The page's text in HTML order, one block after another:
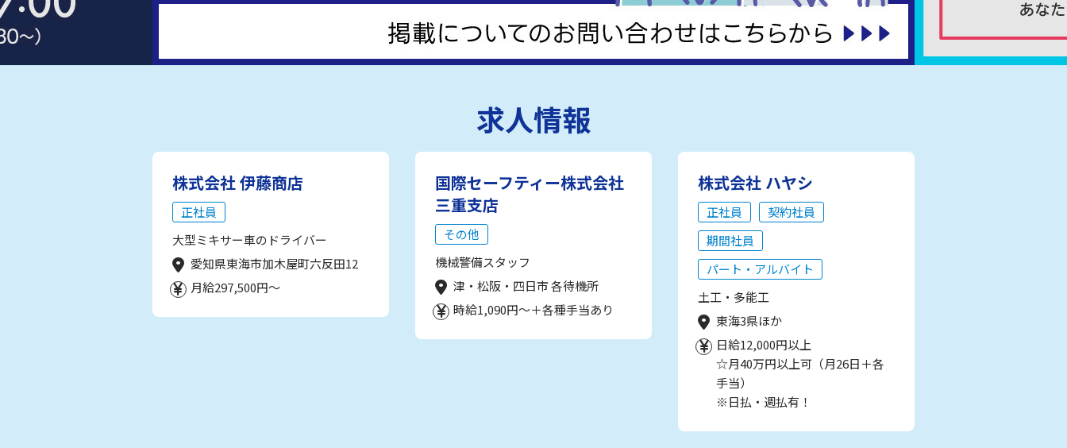
求人情報
株式会社 伊藤商店
正社員
大型ミキサー車のドライバー
愛知県東海市加木屋町六反田12
月給297,500円～
国際セーフティー株式会社
三重支店
その他
機械警備スタッフ
津・松阪・四日市 各待機所
時給1,090円～＋各種手当あり
株式会社 ハヤシ
正社員
契約社員
期間社員
パート・アルバイト
土工・多能工
東海3県ほか
日給12,000円以上
☆月40万円以上可（月26日＋各
手当）
※日払・週払有！